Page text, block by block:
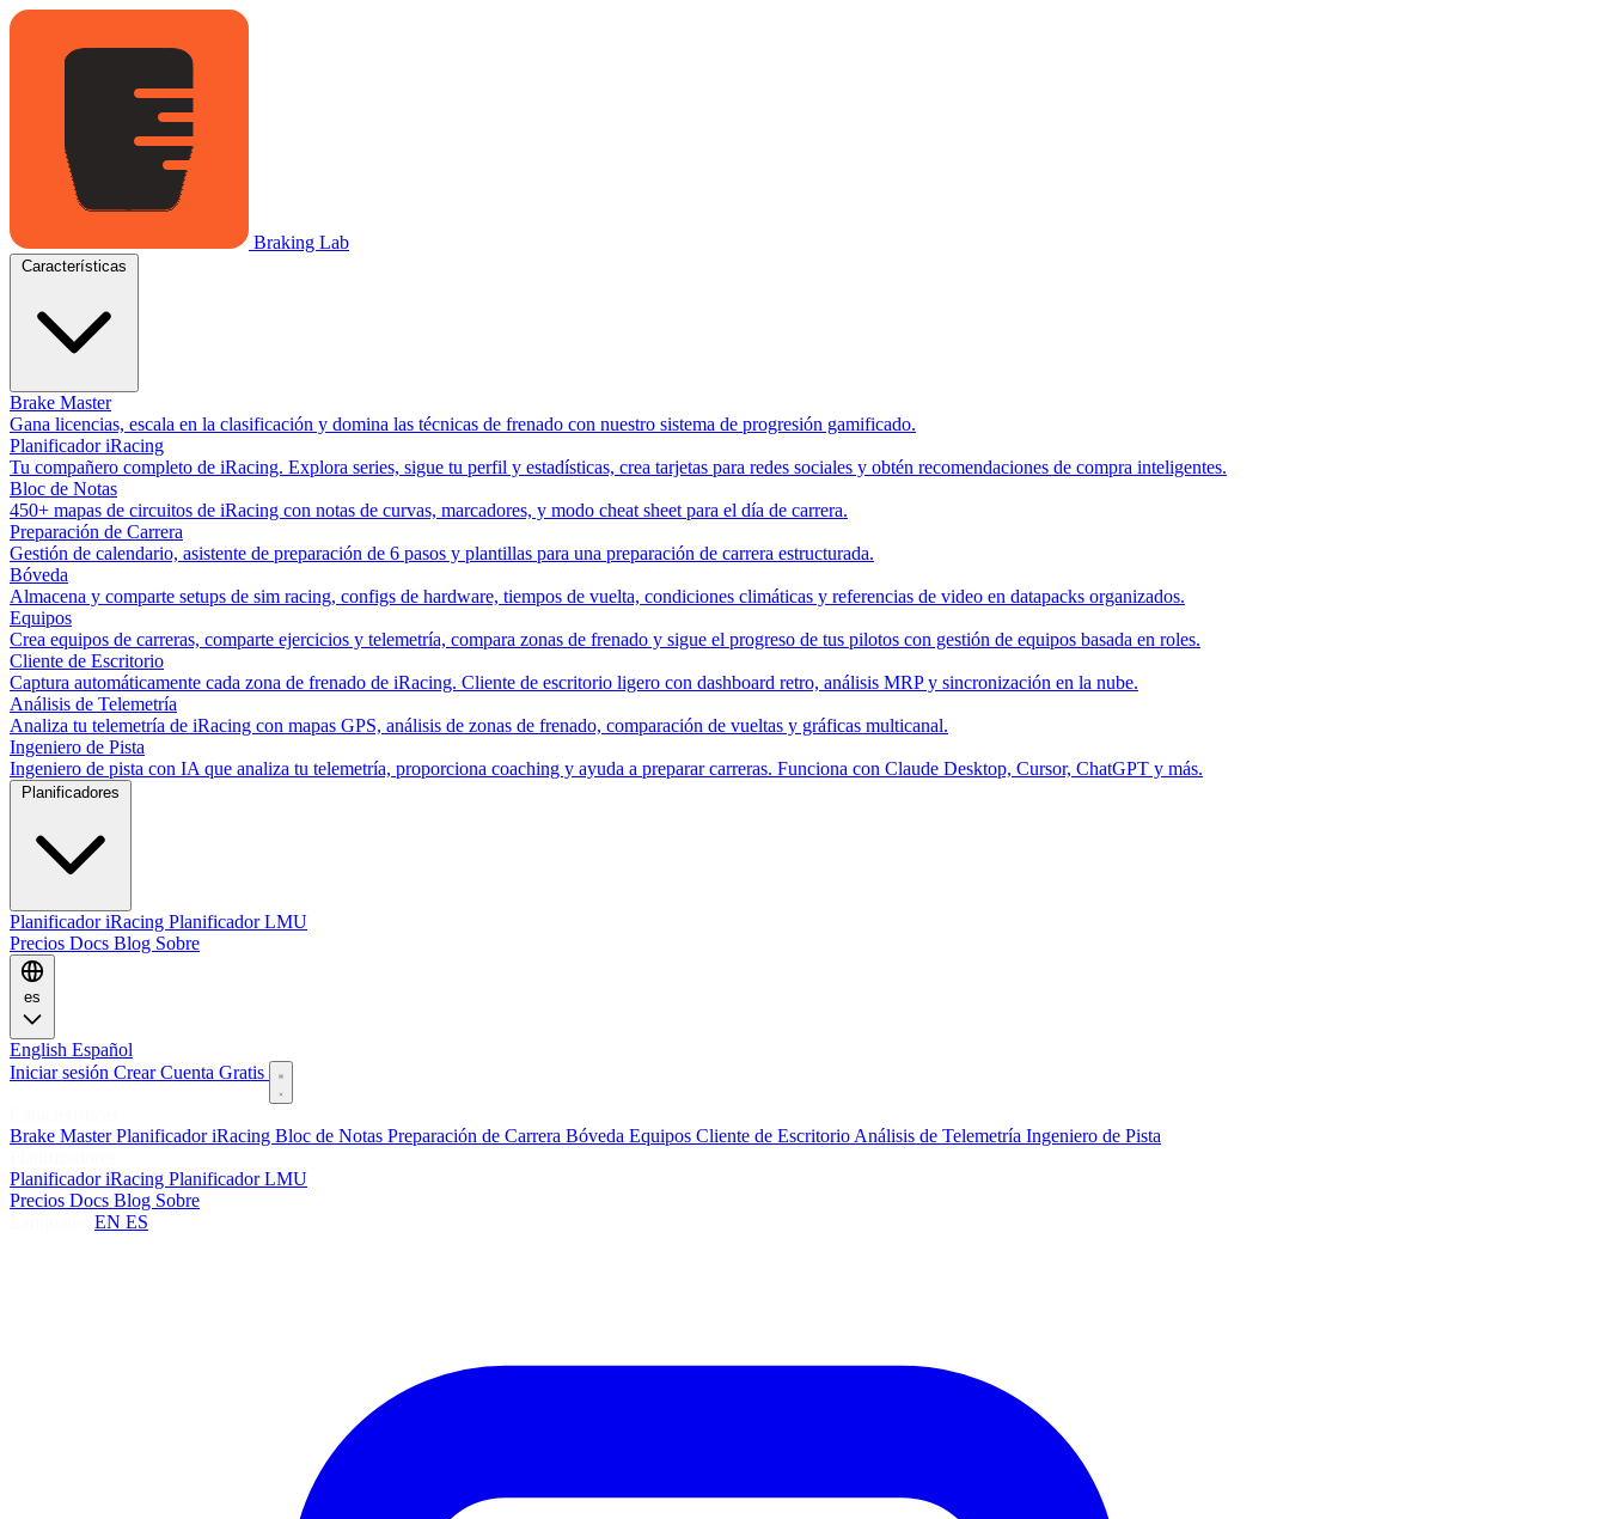
Braking Lab
Brake Master
Gana licencias, escala en la clasificación y domina las técnicas de frenado con nuestro sistema de progresión gamificado.
Planificador iRacing
Tu compañero completo de iRacing. Explora series, sigue tu perfil y estadísticas, crea tarjetas para redes sociales y obtén recomendaciones de compra inteligentes.
Bloc de Notas
450+ mapas de circuitos de iRacing con notas de curvas, marcadores, y modo cheat sheet para el día de carrera.
Preparación de Carrera
Gestión de calendario, asistente de preparación de 6 pasos y plantillas para una preparación de carrera estructurada.
Bóveda
Almacena y comparte setups de sim racing, configs de hardware, tiempos de vuelta, condiciones climáticas y referencias de video en datapacks organizados.
Equipos
Crea equipos de carreras, comparte ejercicios y telemetría, compara zonas de frenado y sigue el progreso de tus pilotos con gestión de equipos basada en roles.
Cliente de Escritorio
Captura automáticamente cada zona de frenado de iRacing. Cliente de escritorio ligero con dashboard retro, análisis MRP y sincronización en la nube.
Análisis de Telemetría
Analiza tu telemetría de iRacing con mapas GPS, análisis de zonas de frenado, comparación de vueltas y gráficas multicanal.
Ingeniero de Pista
Ingeniero de pista con IA que analiza tu telemetría, proporciona coaching y ayuda a preparar carreras. Funciona con Claude Desktop, Cursor, ChatGPT y más.
Planificador iRacing Planificador LMU
Precios Docs Blog Sobre
es
English Español
Iniciar sesión Crear Cuenta Gratis
Brake MasterPlanificador iRacing Bloc de Notas Preparación de Carrera Bóveda Equipos Cliente de Escritorio Análisis de Telemetría Ingeniero de Pista
Planificador iRacing Planificador LMU
Precios Docs Blog Sobre
EN ES